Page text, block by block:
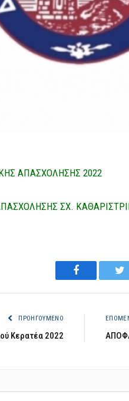
ΑΠΑΣΧΟΛΗΣΗΣ 2022
ΣΧ.
Facebook
ΠΡΟΗΓΟΎΜΕΝΟ
Κερατέα 2022